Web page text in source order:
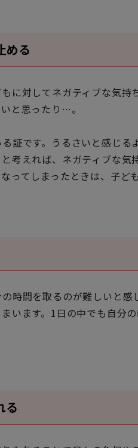
める
に対してネガティブな気
と思ったり…。
証です。うるさいと感じ
考えれば、ネガティブな
ってしまったときは、子ど
時間を取るのが難しいと
います。1日の中でも自分
る